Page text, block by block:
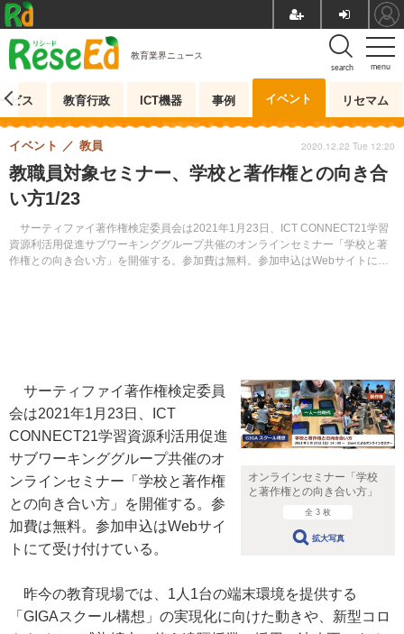
menu
search
教育業界ニュース
ビス 教育行政 ICT機器 事例 イベント リセマム
教職員対象セミナー、学校と著作権との向き合
い方1/23
サーティファイ著作権検定委員会は2021年1月23日、ICT CONNECT21学習
資源利活用促進サブワーキンググループ共催のオンラインセミナー「学校と著
作権との向き合い方」を開催する。参加費は無料。参加申込はWebサイトにて
イベント 教員 2020.12.22 Tue 12:20
オンラインセミナー「学校
と著作権との向き合い方」
全 3 枚
拡大写真
サーティファイ著作権検定委員
会は2021年1月23日、ICT
CONNECT21学習資源利活用促進
サブワーキンググループ共催のオ
ンラインセミナー「学校と著作権
との向き合い方」を開催する。参
加費は無料。参加申込はWebサイ
トにて受け付けている。
昨今の教育現場では、1人1台の端末環境を提供する
「GIGAスクール構想」の実現化に向けた動きや、新型コロ